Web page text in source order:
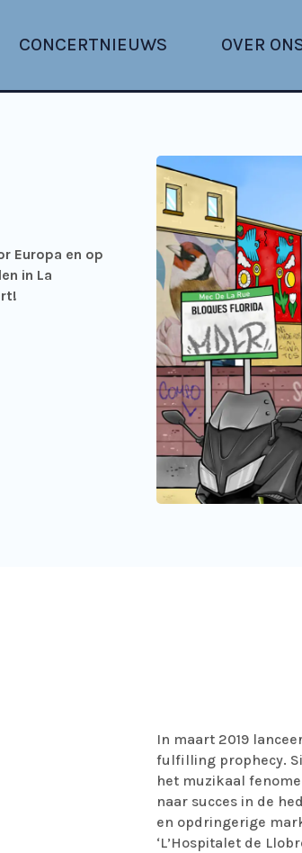
CONCERTNIEUWS OVER
Europa en op
in La
In maart 2019
fulfilling prophecy.
het muzikaal
naar succes in de
en opdringerige
‘L’Hospitalet de